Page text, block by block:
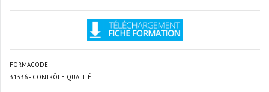
FORMACODE
31336 - CONTRÔLE QUALITÉ